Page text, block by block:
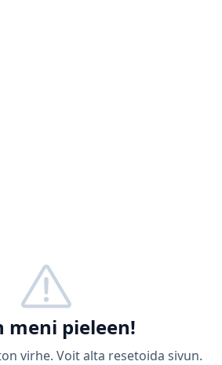
meni pieleen!
virhe. Voit alta resetoida sivun.